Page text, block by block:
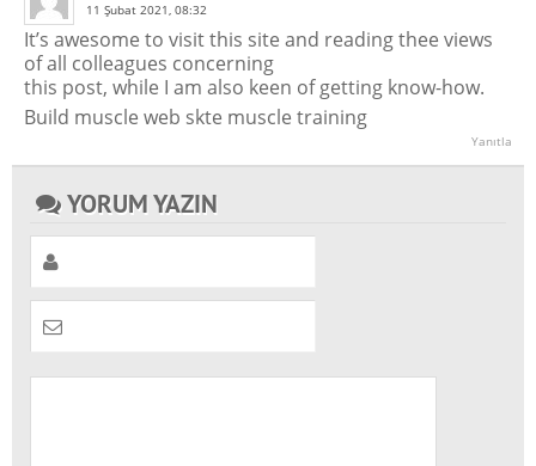
11 Şubat 2021, 08:32
It’s awesome to visit this site and reading thee views
of all colleagues concerning
this post, while I am also keen of getting know-how.
Build muscle web skte muscle training
Yanıtla
YORUM YAZIN